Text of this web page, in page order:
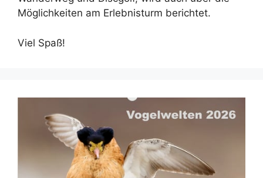
Möglichkeiten am Erlebnisturm berichtet.
Viel Spaß!